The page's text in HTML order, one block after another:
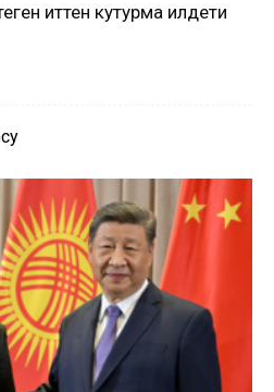
иттен кутурма илдети